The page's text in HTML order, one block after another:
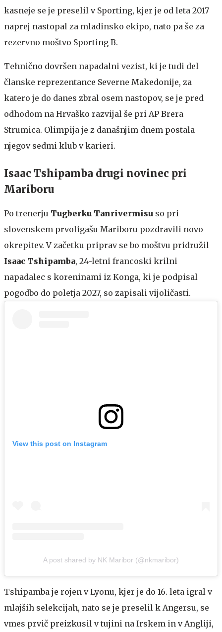
kasneje se je preselil v Sporting, kjer je od leta 2017
naprej nastopal za mladinsko ekipo, nato pa še za
rezervno moštvo Sporting B.
Tehnično dovršen napadalni vezist, ki je tudi del
članske reprezentance Severne Makedonije, za
katero je do danes zbral osem nastopov, se je pred
odhodom na Hrvaško razvijal še pri AP Brera
Strumica. Olimpija je z današnjim dnem postala
njegov sedmi klub v karieri.
Isaac Tshipamba drugi novinec pri
Mariboru
Po trenerju Tugberku Tanrivermisu so pri
slovenskem prvoligašu Mariboru pozdravili novo
okrepitev. V začetku priprav se bo moštvu pridružil
Isaac Tshipamba, 24-letni francoski krilni
napadalec s koreninami iz Konga, ki je podpisal
pogodbo do poletja 2027, so zapisali vijoličasti.
View this post on Instagram
A post shared by NK Maribor (@nkmaribor)
Tshipamba je rojen v Lyonu, kjer je do 16. leta igral v
mlajših selekcijah, nato se je preselil k Angersu, se
vmes prvič preizkusil v tujini na Irskem in v Angliji,